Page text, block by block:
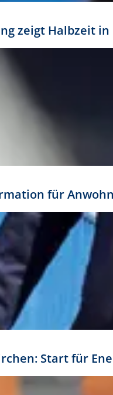
zeigt Halbzeit
für
Start für